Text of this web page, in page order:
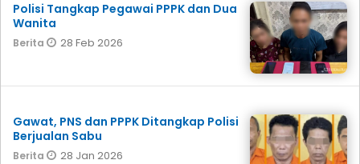
Polisi Tangkap Pegawai PPPK dan Dua
Wanita
Berita 28 Feb 2026
Gawat, PNS dan PPPK Ditangkap Polisi
Berjualan Sabu
Berita 28 Jan 2026